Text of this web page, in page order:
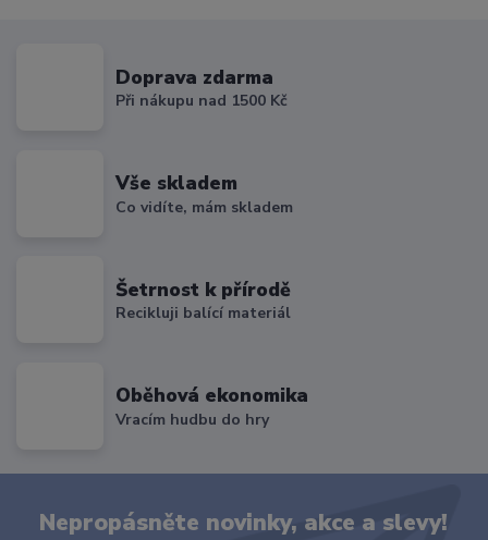
Doprava zdarma
Při nákupu nad 1500 Kč
Vše skladem
Co vidíte, mám skladem
Šetrnost k přírodě
Recikluji balící materiál
Oběhová ekonomika
Vracím hudbu do hry
Nepropásněte novinky, akce a slevy!